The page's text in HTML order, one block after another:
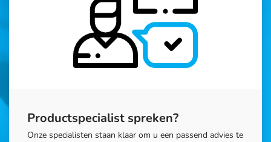
Productspecialist spreken?
Onze specialisten staan klaar om u een passend advies te